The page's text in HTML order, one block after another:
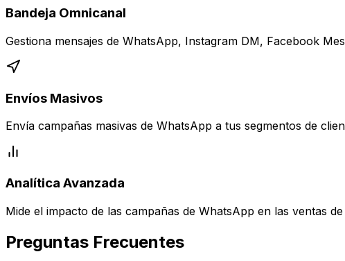
Bandeja Omnicanal
Gestiona mensajes de WhatsApp, Instagram DM, Facebook
Envíos Masivos
Envía campañas masivas de WhatsApp a tus segmentos de
Analítica Avanzada
Mide el impacto de las campañas de WhatsApp en las ventas
Preguntas Frecuentes